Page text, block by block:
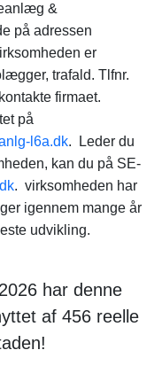
&
på adressen
er
trafald. Tlfnr.
firmaet.
på
l6a.dk. Leder du
kan du på SE-
. virksomheden har
igennem mange år
udvikling.
har denne
af 456 reelle